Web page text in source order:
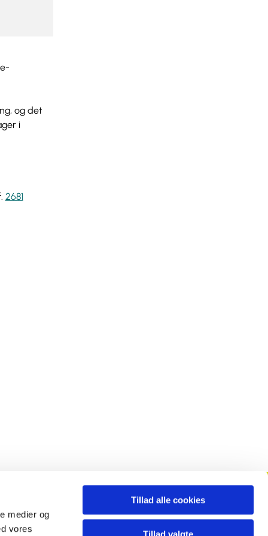
medier og
vores
Tillad alle cookies
Tillad valgte
og det
i
2681
Månedsblad